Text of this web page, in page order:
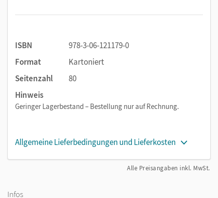
ISBN
978-3-06-121179-0
Format
Kartoniert
Seitenzahl
80
Hinweis
Geringer Lagerbestand – Bestellung nur auf Rechnung.
Allgemeine Lieferbedingungen und Lieferkosten
Alle Preisangaben inkl. MwSt.
Infos